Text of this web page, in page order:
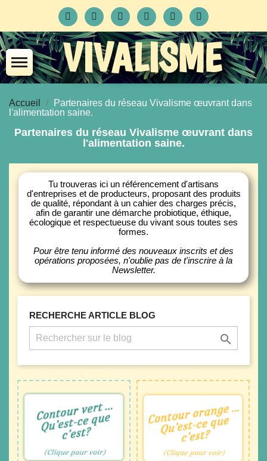
VIVALISME
Accueil
Partenaires du réseau Vivalisme œuvrant dans
l'alimentation saine.
Partenaires du réseau Vivalisme œuvrant dans
l'alimentation saine.
Tu trouveras ici un référencement d'artisans
d'entreprises et de producteurs, proposant des produits
de qualité, répondant à un cahier des charges précis,
afin de garantir une démarche probiotique, éthique,
écologique et respectueuse du vivant sous toutes ses
formes.
Pour être tenu informé des nouveaux inscrits et des
opérations proposées, n'oublie pas de t'inscrire à la
Newsletter.
RECHERCHE ARTICLE BLOG

Partenaire validé,
ayant signé la Charte
du réseau Vivalisme!
Entreprise proposée
par les internautes,
non partenaire au
réseau Vivalisme.